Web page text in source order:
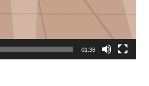
01:36